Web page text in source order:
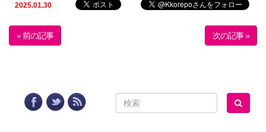
2025.01.30
« 前の記事 次の記事 »